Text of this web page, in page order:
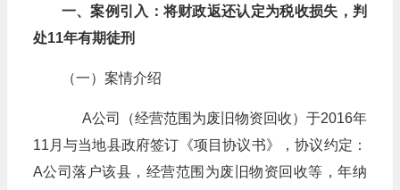
一、案例引入：将财政返还认定为税收损失，判
处11年有期徒刑
（一）案情介绍
A公司（经营范围为废旧物资回收）于2016年
11月与当地县政府签订《项目协议书》，协议约定：
A公司落户该县，经营范围为废旧物资回收等，年纳